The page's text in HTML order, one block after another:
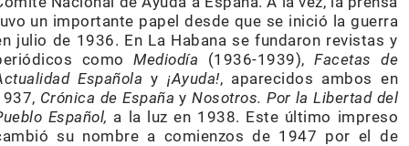
un importante papel desde que se inició la guerra
julio de 1936. En La Habana se fundaron revistas y
comoMediodía (1936-1939),Facetas de
Española y¡Ayuda!, aparecidos ambos en
Crónica de EspañayNosotros. Por la Libertad del
Español, a la luz en 1938. Este último impreso
su nombre a comienzos de 1947 por el de